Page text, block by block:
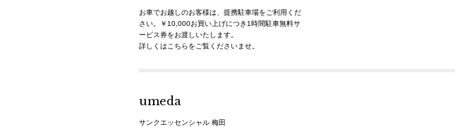
お車でお越しのお客様は、提携駐車場をご利用くだ
さい。￥10,000お買い上げにつき1時間駐車無料サ
ービス券をお渡しいたします。
詳しくはこちらをご覧くださいませ。
umeda
サンクエッセンシャル 梅田